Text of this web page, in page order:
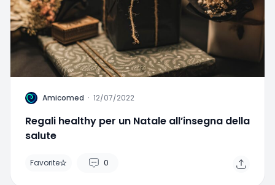
A Amicomed · 12/07/2022
Regali healthy per un Natale all’insegna della
salute
Favorite 0